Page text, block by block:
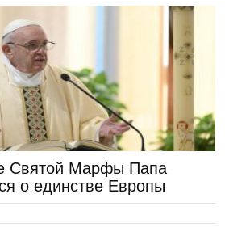
Святой Марфы Папа
о единстве Европы